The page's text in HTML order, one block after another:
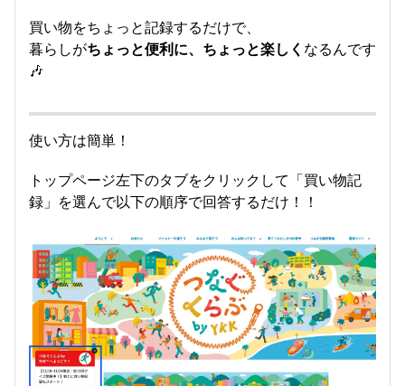
買い物をちょっと記録するだけで、
暮らしがちょっと便利に、ちょっと楽しく なるんです
🎶
使い方は簡単！
トップページ左下のタブをクリックして「買い物記
録」を選んで以下の順序で回答するだけ！！